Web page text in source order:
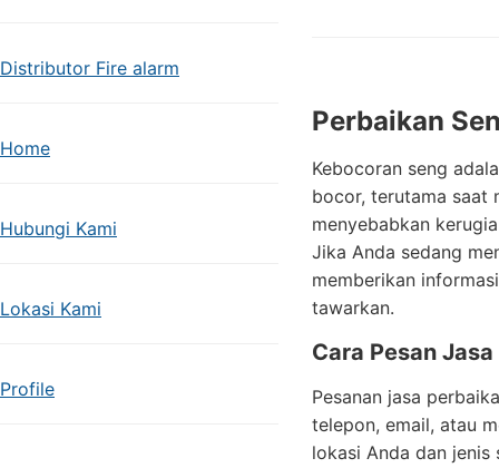
Distributor Fire alarm
Home
Hubungi Kami
Lokasi Kami
Profile
Perbaikan
Kebocoran seng
bocor, terutama saat
menyebabkan
Jika Anda sedang
memberikan
tawarkan.
Cara Pesan
Pesanan jasa
telepon, email, atau
lokasi Anda dan